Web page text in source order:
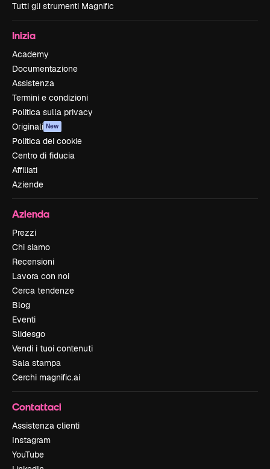
Tutti gli strumenti Magnific
Inizia
Academy
Documentazione
Assistenza
Termini e condizioni
Politica sulla privacy
Originali New
Politica dei cookie
Centro di fiducia
Affiliati
Aziende
Azienda
Prezzi
Chi siamo
Recensioni
Lavora con noi
Cerca tendenze
Blog
Eventi
Slidesgo
Vendi i tuoi contenuti
Sala stampa
Cerchi magnific.ai
Contattaci
Assistenza clienti
Instagram
YouTube